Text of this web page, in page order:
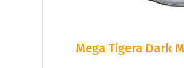
Mega Tigera Dark